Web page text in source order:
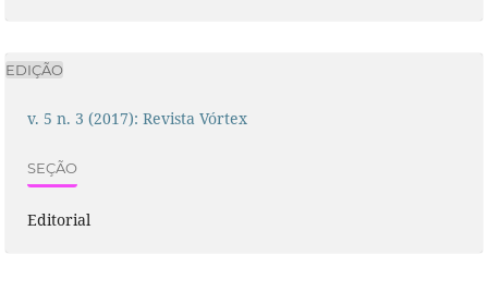
EDIÇÃO
v. 5 n. 3 (2017): Revista Vórtex
SEÇÃO
Editorial